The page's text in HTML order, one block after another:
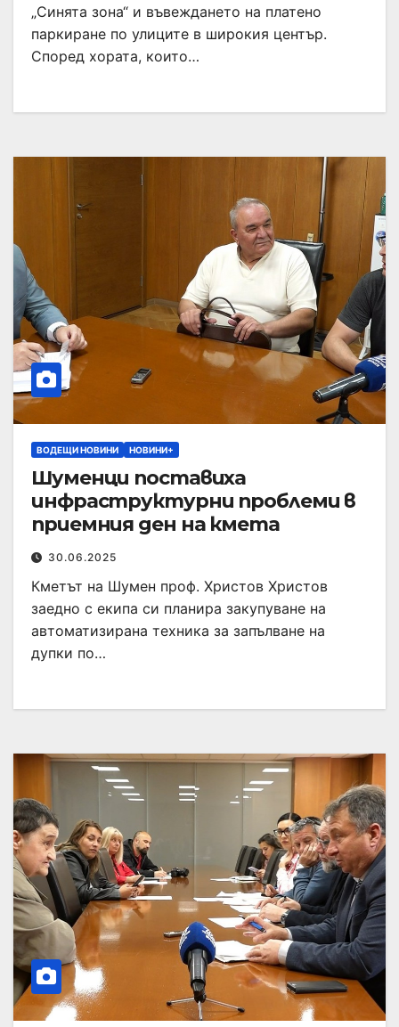
„Синята зона“ и въвеждането на платено
паркиране по улиците в широкия център.
Според хората, които…
ВОДЕЩИ НОВИНИ НОВИНИ+
Шуменци поставиха
инфраструктурни проблеми в
приемния ден на кмета
30.06.2025
Кметът на Шумен проф. Христов Христов
заедно с екипа си планира закупуване на
автоматизирана техника за запълване на
дупки по…